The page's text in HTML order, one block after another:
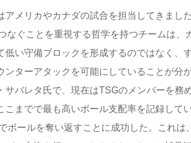
アメリカやカナダの試合を担当してきまし
ぐことを重視する哲学を持つチームは、
い守備ブロックを形成するのではなく、
ターアタックを可能にしていることが分か
バレタ氏で、現在はTSGのメンバーを務め
までで最も高いボール支配率を記録してい
ールを奪い返すことに成功した。これは